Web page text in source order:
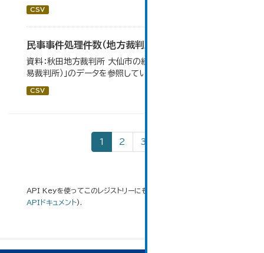
CSV
民事事件処理件数（地方裁判所）
資料：秋田地方裁判所 大仙市の統計「12-13 民事事件（簡
易裁判所）」のデータを参照しています。
CSV
1 2 3
API Keyを使ってこのレジストリーにもアクセス可能です
APIドキュメント).